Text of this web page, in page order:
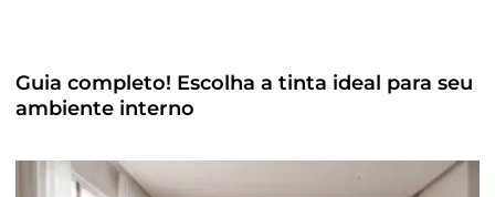
Guia completo! Escolha a tinta ideal para seu
ambiente interno